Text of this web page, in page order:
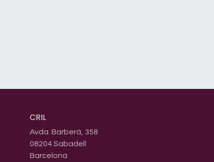
CRIL
Avda. Barberà, 358
08204 Sabadell
Barcelona